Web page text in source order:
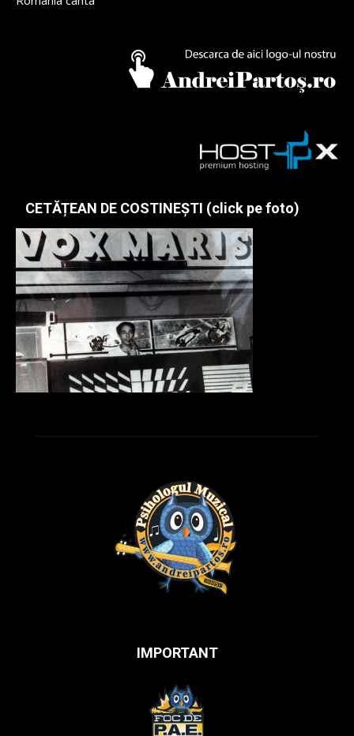
CETĂȚEAN DE COSTINEȘTI (click pe foto)
IMPORTANT